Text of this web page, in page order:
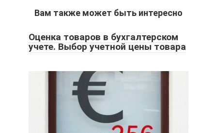
Вам также может быть интересно
Оценка товаров в бухгалтерском
учете. Выбор учетной цены товара